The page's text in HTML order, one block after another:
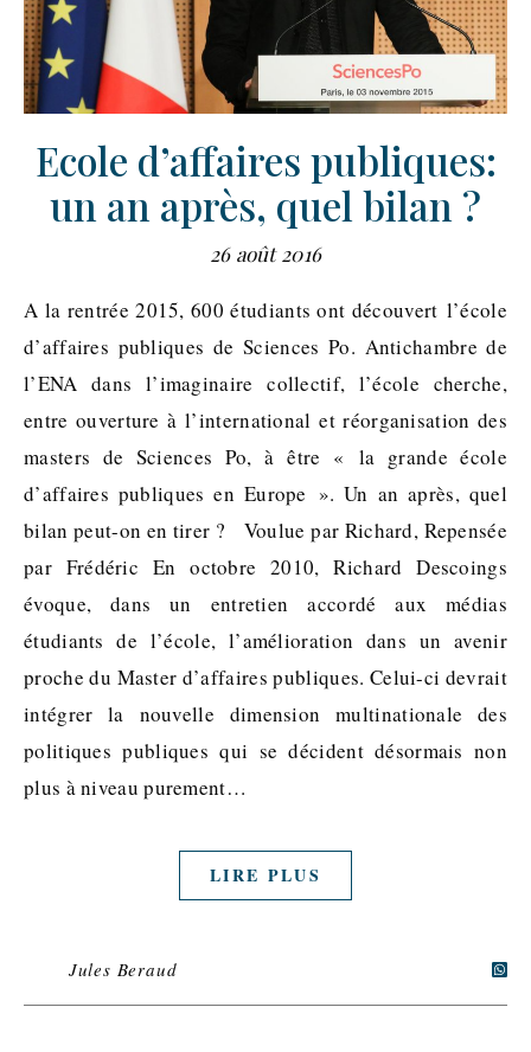
Ecole d’affaires publiques:
un an après, quel bilan ?
26 août 2016
A la rentrée 2015, 600 étudiants ont découvert l’école
d’affaires publiques de Sciences Po. Antichambre de
l’ENA dans l’imaginaire collectif, l’école cherche,
entre ouverture à l’international et réorganisation des
masters de Sciences Po, à être « la grande école
d’affaires publiques en Europe ». Un an après, quel
bilan peut-on en tirer ? Voulue par Richard, Repensée
par Frédéric En octobre 2010, Richard Descoings
évoque, dans un entretien accordé aux médias
étudiants de l’école, l’amélioration dans un avenir
proche du Master d’affaires publiques. Celui-ci devrait
intégrer la nouvelle dimension multinationale des
politiques publiques qui se décident désormais non
plus à niveau purement…
LIRE PLUS
Jules Beraud